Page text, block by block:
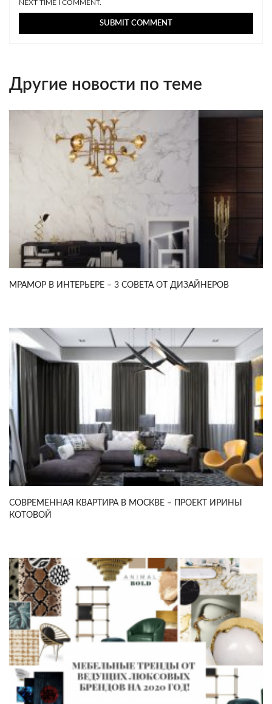
NEXT TIME I COMMENT.
Другие новости по теме
МРАМОР В ИНТЕРЬЕРЕ – 3 СОВЕТА ОТ ДИЗАЙНЕРОВ
СОВРЕМЕННАЯ КВАРТИРА В МОСКВЕ – ПРОЕКТ ИРИНЫ
КОТОВОЙ